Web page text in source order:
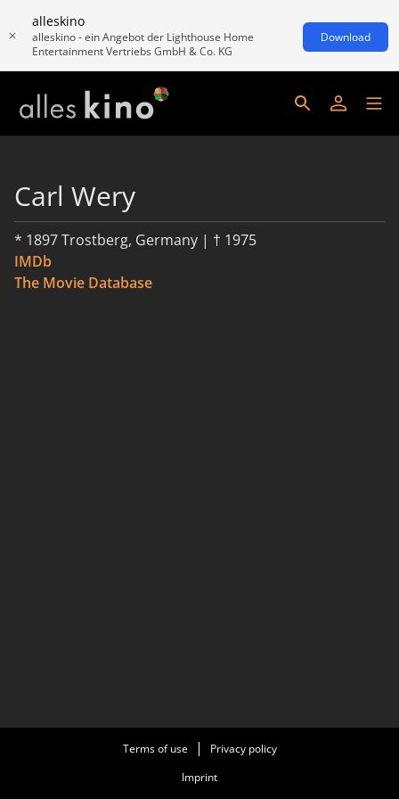
alleskino
alleskino - ein Angebot der Lighthouse Home
Entertainment Vertriebs GmbH & Co. KG
Download
Carl Wery
* 1897 Trostberg, Germany | † 1975
IMDb
The Movie Database
Terms of use
Privacy policy
Imprint